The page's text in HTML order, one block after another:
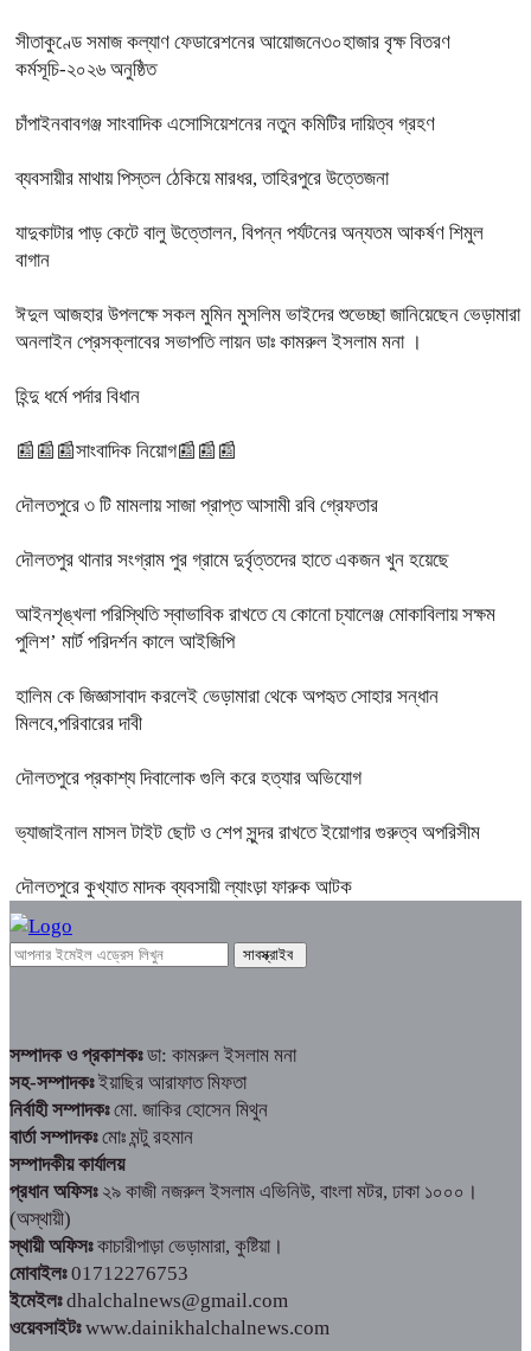
সীতাকুণ্ডে সমাজ কল্যাণ ফেডারেশনের আয়োজনে৩০হাজার বৃক্ষ বিতরণ
কর্মসূচি-২০২৬ অনুষ্ঠিত
চাঁপাইনবাবগঞ্জ সাংবাদিক এসোসিয়েশনের নতুন কমিটির দায়িত্ব গ্রহণ
ব্যবসায়ীর মাথায় পিস্তল ঠেকিয়ে মারধর, তাহিরপুরে উত্তেজনা
যাদুকাটার পাড় কেটে বালু উত্তোলন, বিপন্ন পর্যটনের অন্যতম আকর্ষণ শিমুল
বাগান
ঈদুল আজহার উপলক্ষে সকল মুমিন মুসলিম ভাইদের শুভেচ্ছা জানিয়েছেন ভেড়ামারা
অনলাইন প্রেসক্লাবের সভাপতি লায়ন ডাঃ কামরুল ইসলাম মনা ।
হিন্দু ধর্মে পর্দার বিধান
📰📰📰সাংবাদিক নিয়োগ📰📰📰
দৌলতপুরে ৩ টি মামলায় সাজা প্রাপ্ত আসামী রবি গ্রেফতার
দৌলতপুর থানার সংগ্রাম পুর গ্রামে দুর্বৃত্তদের হাতে একজন খুন হয়েছে
আইনশৃঙ্খলা পরিস্থিতি স্বাভাবিক রাখতে যে কোনো চ্যালেঞ্জ মোকাবিলায় সক্ষম
পুলিশ’ মার্ট পরিদর্শন কালে আইজিপি
হালিম কে জিজ্ঞাসাবাদ করলেই ভেড়ামারা থেকে অপহৃত সোহার সন্ধান
মিলবে,পরিবারের দাবী
দৌলতপুরে প্রকাশ্য দিবালোক গুলি করে হত্যার অভিযোগ
ভ্যাজাইনাল মাসল টাইট ছোট ও শেপ সুন্দর রাখতে ইয়োগার গুরুত্ব অপরিসীম
দৌলতপুরে কুখ্যাত মাদক ব্যবসায়ী ল্যাংড়া ফারুক আটক
সম্পাদক ও প্রকাশকঃডা: কামরুল ইসলাম মনা
সহ-সম্পাদকঃইয়াছির আরাফাত মিফতা
নির্বাহী সম্পাদকঃমো. জাকির হোসেন মিথুন
বার্তা সম্পাদকঃমোঃ মন্টু রহমান
সম্পাদকীয় কার্যালয়
প্রধান অফিসঃ২৯ কাজী নজরুল ইসলাম এভিনিউ, বাংলা মটর, ঢাকা ১০০০।
(অস্থায়ী)
স্থায়ী অফিসঃকাচারীপাড়া ভেড়ামারা, কুষ্টিয়া।
মোবাইলঃ01712276753
ইমেইলঃdhalchalnews@gmail.com
ওয়েবসাইটঃwww.dainikhalchalnews.com